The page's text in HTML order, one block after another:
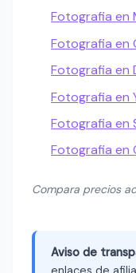
Fotografia en
Fotografia en
Fotografia en
Fotografia en
Fotografia en
Fotografia en
Compara precios
Aviso de